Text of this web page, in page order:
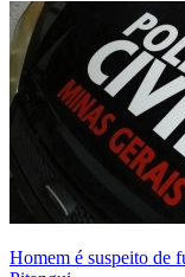
Homem é suspeito de